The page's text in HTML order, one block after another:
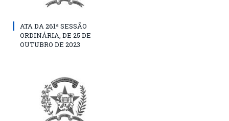
ATA DA 261ª SESSÃO
ORDINÁRIA, DE 25 DE
OUTUBRO DE 2023